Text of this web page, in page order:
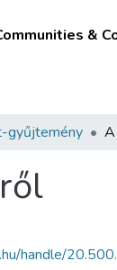
&
gyűjtemény
handle/